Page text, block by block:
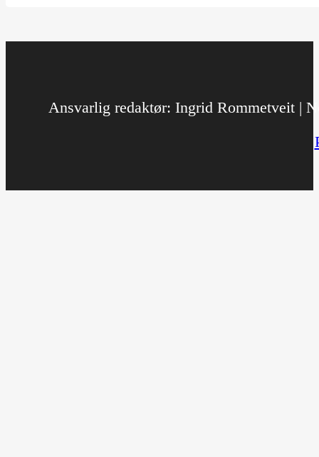
Ansvarlig redaktør: Ingrid Rommetveit |